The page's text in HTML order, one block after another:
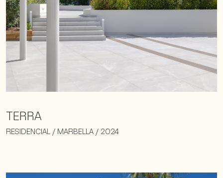
TERRA
RESIDENCIAL / MARBELLA / 2024